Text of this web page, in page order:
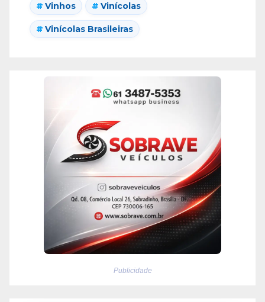
Vinhos Vinícolas
Vinícolas Brasileiras
Publicidade